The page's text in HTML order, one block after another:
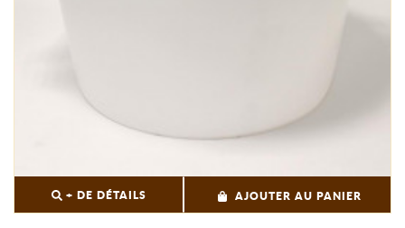
+ DE DÉTAILS AJOUTER AU PANIER